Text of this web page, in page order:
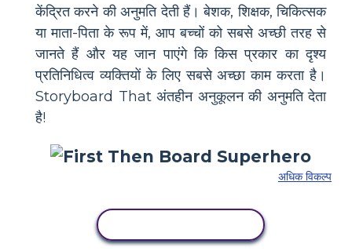
केंद्रित करने की अनुमति देती हैं। बेशक, शिक्षक, चिकित्सक
या माता-पिता के रूप में, आप बच्चों को सबसे अच्छी तरह से
जानते हैं और यह जान पाएंगे कि किस प्रकार का दृश्य
प्रतिनिधित्व व्यक्तियों के लिए सबसे अच्छा काम करता है।
Storyboard That अंतहीन अनुकूलन की अनुमति देता
है!
अधिक विकल्प